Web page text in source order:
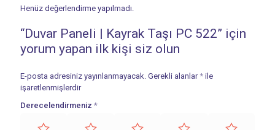
Henüz değerlendirme yapılmadı.
“Duvar Paneli | Kayrak Taşı PC 522” için
yorum yapan ilk kişi siz olun
E-posta adresiniz yayınlanmayacak. Gerekli alanlar * ile
işaretlenmişlerdir
Derecelendirmeniz *